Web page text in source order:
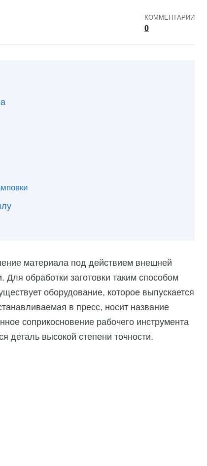
КОММЕНТАРИИ
0
материала под действием внешней
обработки заготовки таким способом
оборудование, которое выпускается
в пресс, носит название
соприкосновение рабочего инструмента
деталь высокой степени точности.